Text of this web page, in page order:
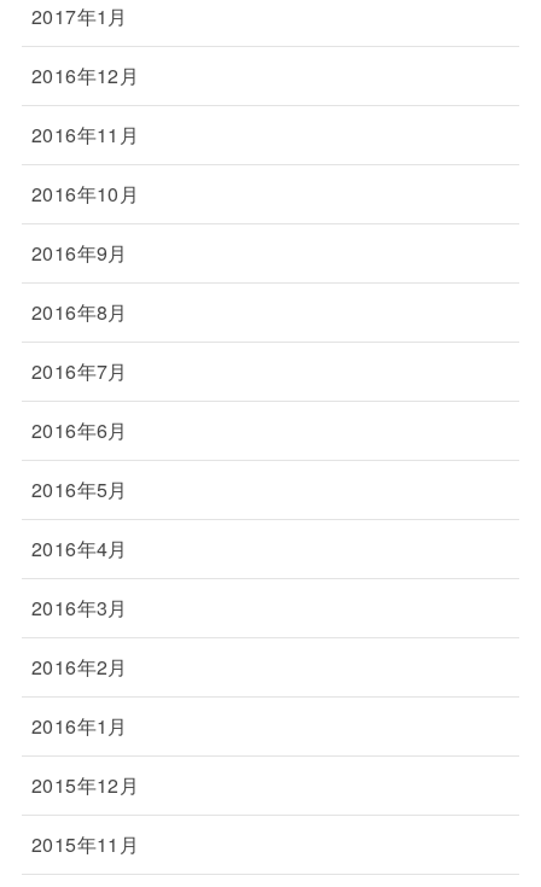
2017年1月
2016年12月
2016年11月
2016年10月
2016年9月
2016年8月
2016年7月
2016年6月
2016年5月
2016年4月
2016年3月
2016年2月
2016年1月
2015年12月
2015年11月